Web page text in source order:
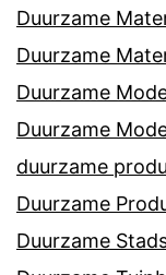
Duurzame
Duurzame
Duurzame
Duurzame
duurzame
Duurzame
Duurzame